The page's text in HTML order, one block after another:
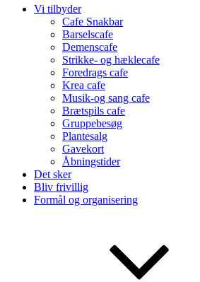
Vi tilbyder
Cafe Snakbar
Barselscafe
Demenscafe
Strikke- og hæklecafe
Foredrags cafe
Krea cafe
Musik-og sang cafe
Brætspils cafe
Gruppebesøg
Plantesalg
Gavekort
Åbningstider
Det sker
Bliv frivillig
Formål og organisering